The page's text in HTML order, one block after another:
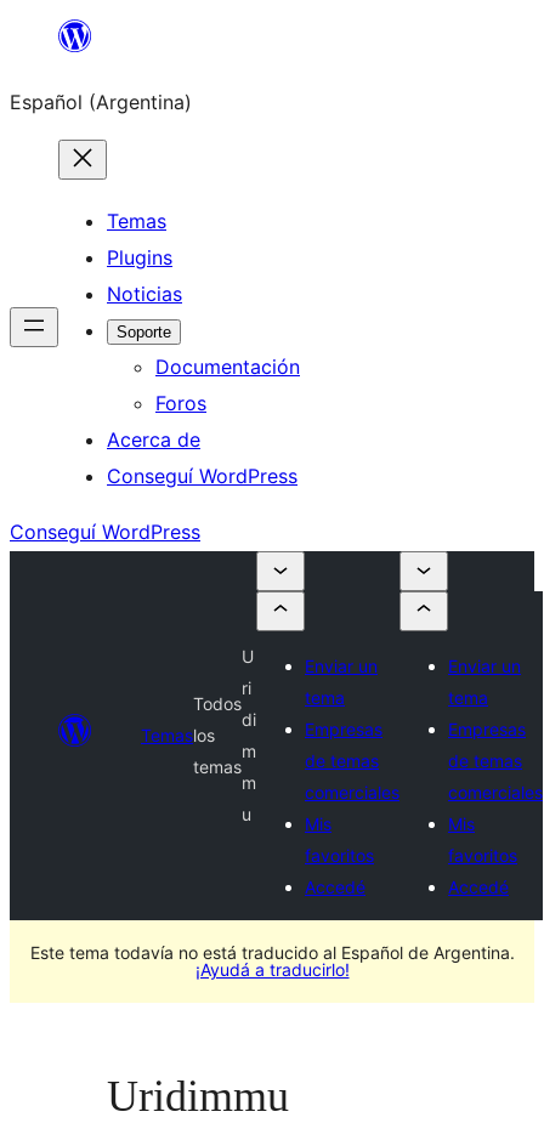
Saltar
contenido
Español (Argentina)
Temas
Plugins
Noticias
Soporte
Documentación
Foros
Acerca de
Conseguí WordPress
Conseguí WordPress
Temas
Todos
los
temas
U
ri
di
m
m
u
Enviar un
tema
Empresas
de temas
comerciales
Mis
favoritos
Accedé
Enviar un
tema
Empresas
de temas
comerciales
Mis
favoritos
Accedé
Este tema todavía no está traducido al Español de Argentina.
¡Ayudá a traducirlo!
Uridimmu